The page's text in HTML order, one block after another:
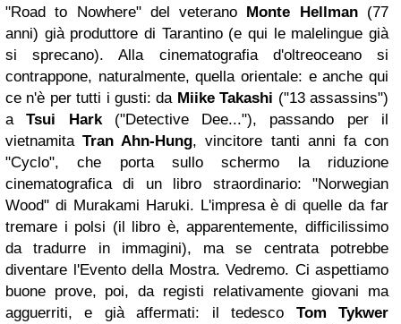
"Road to Nowhere" del veterano Monte Hellman(77
anni) già produttore di Tarantino (e qui le malelingue già
si sprecano). Alla cinematografia d'oltreoceano si
contrappone, naturalmente, quella orientale: e anche qui
ce n'è per tutti i gusti: da Miike Takashi ("13 assassins")
aTsui Hark("Detective Dee..."), passando per il
vietnamitaTran Ahn-Hung, vincitore tanti anni fa con
"Cyclo", che porta sullo schermo la riduzione
cinematografica di un libro straordinario: "Norwegian
Wood" di Murakami Haruki. L'impresa è di quelle da far
tremare i polsi (il libro è, apparentemente, difficilissimo
da tradurre in immagini), ma se centrata potrebbe
diventare l'Evento della Mostra. Vedremo. Ci aspettiamo
buone prove, poi, da registi relativamente giovani ma
agguerriti, e già affermati: il tedesco Tom Tykwer